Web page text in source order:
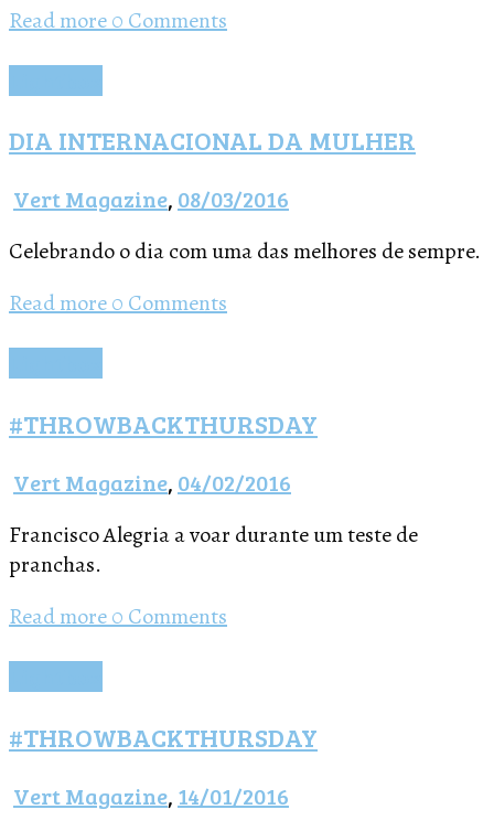
Read more0 Comments
DIA INTERNACIONAL DA MULHER
Vert Magazine, 08/03/2016
Celebrando o dia com uma das melhores de sempre.
Read more0 Comments
#THROWBACKTHURSDAY
Vert Magazine, 04/02/2016
Francisco Alegria a voar durante um teste de
pranchas.
Read more0 Comments
#THROWBACKTHURSDAY
Vert Magazine, 14/01/2016